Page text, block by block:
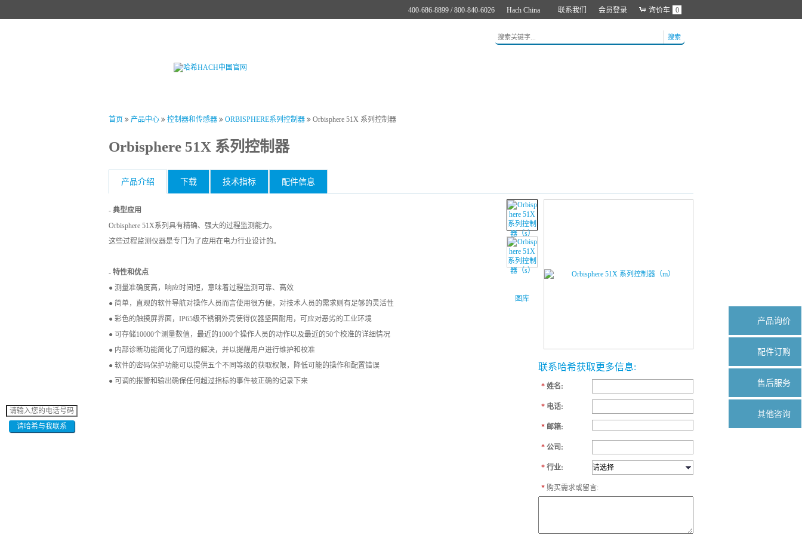
联系我们 会员登录 询价车 0
Hach China
400-686-8899 / 800-840-6026
搜索
首页 产品中心 控制器和传感器 ORBISPHERE系列控制器 Orbisphere 51X 系列控制器
Orbisphere 51X 系列控制器
产品介绍 下载 技术指标 配件信息
图库
- 典型应用
Orbisphere 51X系列具有精确、强大的过程监测能力。
这些过程监测仪器是专门为了应用在电力行业设计的。
- 特性和优点
● 测量准确度高，响应时间短，意味着过程监测可靠、高效
● 简单，直观的软件导航对操作人员而言使用很方便，对技术人员的需求则有足够的灵活性
● 彩色的触摸屏界面，IP65级不锈钢外壳使得仪器坚固耐用，可应对恶劣的工业环境
● 可存储10000个测量数值，最近的1000个操作人员的动作以及最近的50个校准的详细情况
● 内部诊断功能简化了问题的解决，并以提醒用户进行维护和校准
● 软件的密码保护功能可以提供五个不同等级的获取权限，降低可能的操作和配置错误
● 可调的报警和输出确保任何超过指标的事件被正确的记录下来
联系哈希获取更多信息:
* 姓名:
* 电话:
* 邮箱:
* 公司:
* 行业:
* 购买需求或留言:
请哈希与我联系
产品询价
配件订购
售后服务
其他咨询